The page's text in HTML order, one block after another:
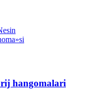
hangomalari